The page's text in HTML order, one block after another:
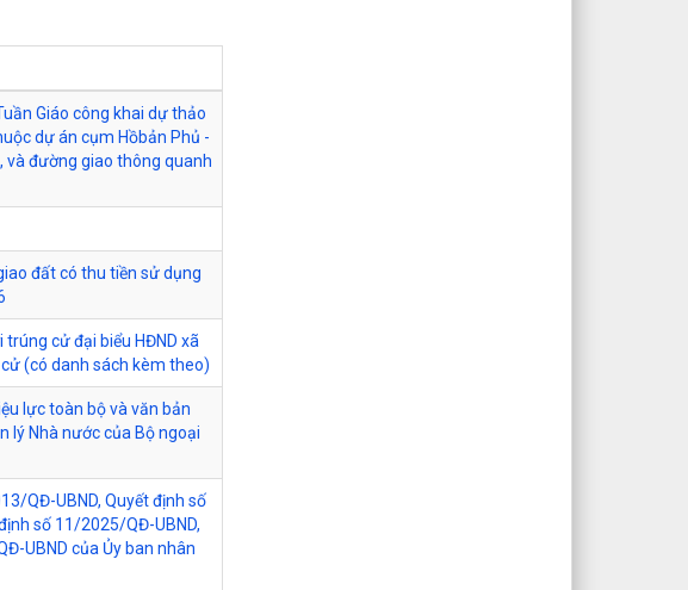
Giáo công khai dự thảo
dự án cụm Hồbản Phủ -
và đường giao thông quanh
đất có thu tiền sử dụng
cử đại biểu HĐND xã
(có danh sách kèm theo)
lực toàn bộ và văn bản
lý Nhà nước của Bộ ngoại
QĐ-UBND, Quyết định số
số 11/2025/QĐ-UBND,
UBND của Ủy ban nhân